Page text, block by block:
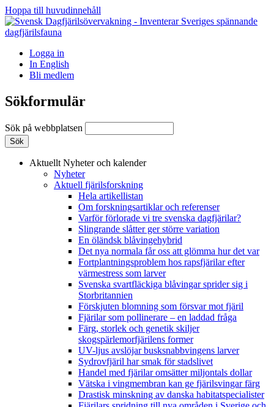
Hoppa till huvudinnehåll
Logga in
In English
Bli medlem
Sökformulär
Sök på webbplatsen
Aktuellt Nyheter och kalender
Nyheter
Aktuell fjärilsforskning
Hela artikellistan
Om forskningsartiklar och referenser
Varför förlorade vi tre svenska dagfjärilar?
Slingrande slåtter ger större variation
En öländsk blåvingehybrid
Det nya normala får oss att glömma hur det var
Fortplantningsproblem hos rapsfjärilar efter
värmestress som larver
Svenska svartfläckiga blåvingar sprider sig i
Storbritannien
Förskjuten blomning som försvar mot fjäril
Fjärilar som pollinerare – en laddad fråga
Färg, storlek och genetik skiljer
skogspärlemorfjärilens former
UV-ljus avslöjar busksnabbvingens larver
Sydrovfjäril har smak för stadslivet
Handel med fjärilar omsätter miljontals dollar
Vätska i vingmembran kan ge fjärilsvingar färg
Drastisk minskning av danska habitatspecialister